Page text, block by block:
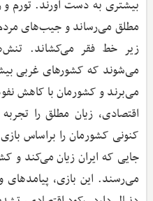
بیشتری به دست آورند. تورم و
مطلق می‌رساند و جیب‌های مردم
زیر خط فقر می‌کشاند.
می‌شوند که کشورهای غربی
می‌برند و کشورمان با کاهش
اقتصادی، زیان مطلق را
کنونی کشورمان را براساس
جایی که ایران زیان می‌کند و
می‌رسند. این بازی،